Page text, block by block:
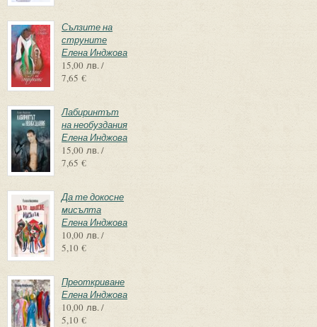
Сълзите на
струните
Елена Инджова
15,00 лв. /
7,65 €
Лабиринтът
на необуздания
Елена Инджова
15,00 лв. /
7,65 €
Да те докосне
мисълта
Елена Инджова
10,00 лв. /
5,10 €
Преоткриване
Елена Инджова
10,00 лв. /
5,10 €